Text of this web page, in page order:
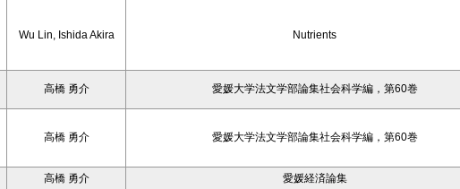
Wu Lin, Ishida Akira Nutrients
高橋 勇介 愛媛大学法文学部論集社会科学編，第60巻
高橋 勇介 愛媛大学法文学部論集社会科学編，第60巻
高橋 勇介 愛媛経済論集